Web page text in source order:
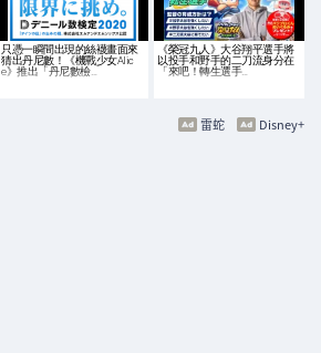
只憑一瞬間出現的絲襪畫面來
猜出丹尼數！《機戰少女Alic
e》推出「丹尼數檢…
《榮冠九人》大谷翔平選手將
以投手和野手的二刀流身分在
「來吧！轉生選手…
Disney+
雷蛇